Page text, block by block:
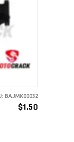
$1.50
BAJMK00032